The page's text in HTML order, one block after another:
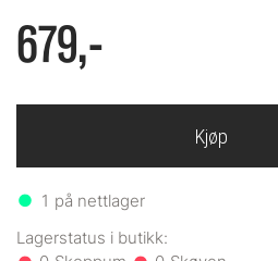
679,-
1 på nettlager
Kjøp